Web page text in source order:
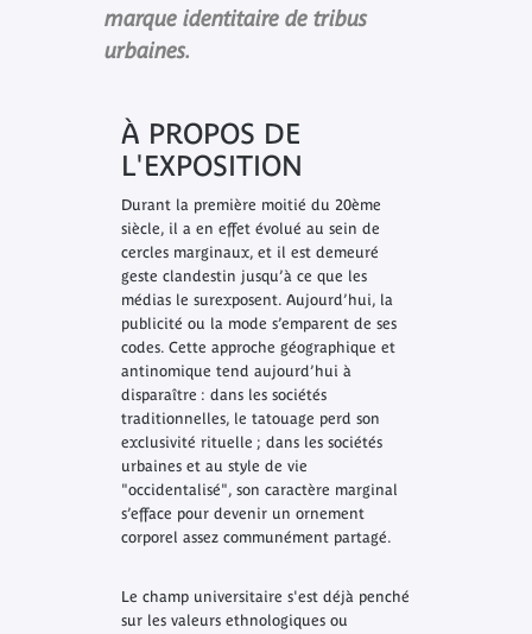
marque identitaire de tribus
urbaines.
À PROPOS DE
L'EXPOSITION
Durant la première moitié du 20ème
siècle, il a en effet évolué au sein de
cercles marginaux, et il est demeuré
geste clandestin jusqu’à ce que les
médias le surexposent. Aujourd’hui, la
publicité ou la mode s’emparent de ses
codes. Cette approche géographique et
antinomique tend aujourd’hui à
disparaître : dans les sociétés
traditionnelles, le tatouage perd son
exclusivité rituelle ; dans les sociétés
urbaines et au style de vie
"occidentalisé", son caractère marginal
s’efface pour devenir un ornement
corporel assez communément partagé.
Le champ universitaire s'est déjà penché
sur les valeurs ethnologiques ou